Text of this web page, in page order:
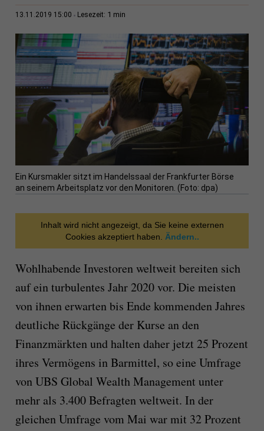
13.11.2019 15:00 Lesezeit: 1 min
Ein Kursmakler sitzt im Handelssaal der Frankfurter Börse
an seinem Arbeitsplatz vor den Monitoren. (Foto: dpa)
Inhalt wird nicht angezeigt, da Sie keine externen
Cookies akzeptiert haben.
Ändern..
Wohlhabende Investoren weltweit bereiten sich
auf ein turbulentes Jahr 2020 vor. Die meisten
von ihnen erwarten bis Ende kommenden Jahres
deutliche Rückgänge der Kurse an den
Finanzmärkten und halten daher jetzt 25 Prozent
ihres Vermögens in Barmittel, so eine Umfrage
von UBS Global Wealth Management unter
mehr als 3.400 Befragten weltweit. In der
gleichen Umfrage vom Mai war mit 32 Prozent